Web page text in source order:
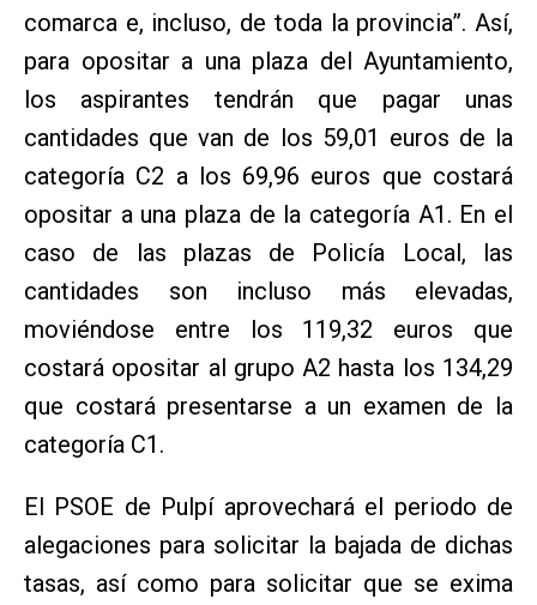
comarca e, incluso, de toda la provincia”. Así,
para opositar a una plaza del Ayuntamiento,
los aspirantes tendrán que pagar unas
cantidades que van de los 59,01 euros de la
categoría C2 a los 69,96 euros que costará
opositar a una plaza de la categoría A1. En el
caso de las plazas de Policía Local, las
cantidades son incluso más elevadas,
moviéndose entre los 119,32 euros que
costará opositar al grupo A2 hasta los 134,29
que costará presentarse a un examen de la
categoría C1.
El PSOE de Pulpí aprovechará el periodo de
alegaciones para solicitar la bajada de dichas
tasas, así como para solicitar que se exima